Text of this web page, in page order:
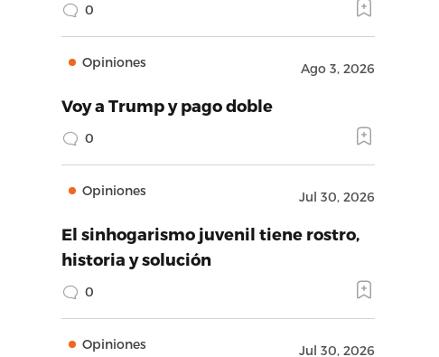
0
Opiniones Ago 3, 2026
Voy a Trump y pago doble
0
Opiniones Jul 30, 2026
El sinhogarismo juvenil tiene rostro,
historia y solución
0
Opiniones Jul 30, 2026